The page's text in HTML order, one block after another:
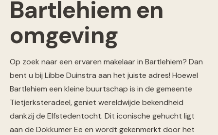
Bartlehiem en
omgeving
Op zoek naar een ervaren makelaar in Bartlehiem? Dan
bent u bij Libbe Duinstra aan het juiste adres! Hoewel
Bartlehiem een kleine buurtschap is in de gemeente
Tietjerksteradeel, geniet wereldwijde bekendheid
dankzij de Elfstedentocht. Dit iconische gehucht ligt
aan de Dokkumer Ee en wordt gekenmerkt door het